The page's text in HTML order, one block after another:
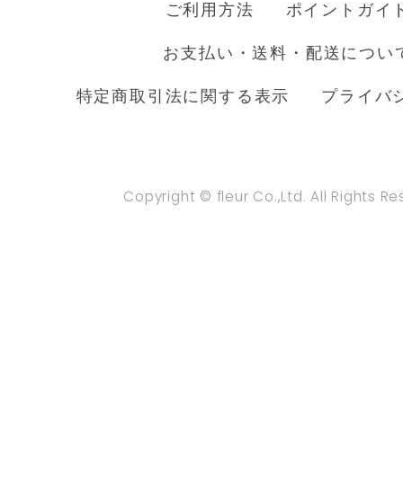
ご利用方法 ポイントガイ
お支払い・送料・配送につい
特定商取引法に関する表示 プライバ
Copyright © fleur Co.,Ltd. All Rights